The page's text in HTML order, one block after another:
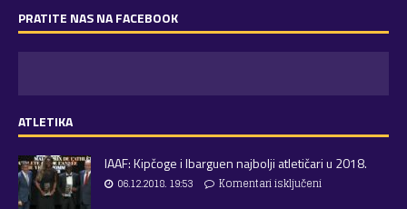
PRATITE NAS NA FACEBOOK
ATLETIKA
IAAF: Kipčoge i Ibarguen najbolji atletičari u 2018.
06.12.2018. 19:53 Komentari isključeni